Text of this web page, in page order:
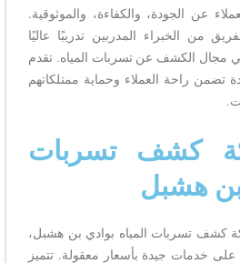
عن الجودة، والكفاءة، والموثوقية.
من الخبراء المدربين تدريبًا عاليًا
مجال الكشف عن تسربات المياه. تقدم
تضمن راحة العملاء وحماية ممتلكاتهم
كشف تسربات
بن هشبل
تسربات المياه بوادي بن هشبل،
خدمات جيدة بأسعار معقولة. تتميز